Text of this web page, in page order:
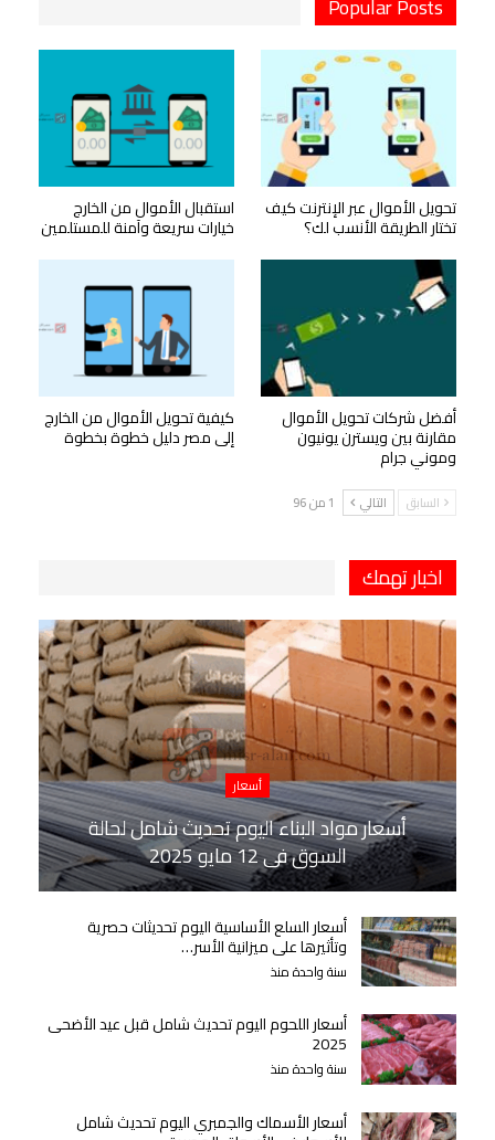
Popular Posts
تحويل الأموال عبر الإنترنت كيف
تختار الطريقة الأنسب لك؟
استقبال الأموال من الخارج
خيارات سريعة وآمنة للمستلمين
أفضل شركات تحويل الأموال
مقارنة بين ويسترن يونيون
وموني جرام
كيفية تحويل الأموال من الخارج
إلى مصر دليل خطوة بخطوة
السابق التالي 1 من 96
اخبار تهمك
أسعار
أسعار مواد البناء اليوم تحديث شامل لحالة
السوق في 12 مايو 2025
أسعار السلع الأساسية اليوم تحديثات حصرية
وتأثيرها على ميزانية الأسر…
سنة واحدة منذ
أسعار اللحوم اليوم تحديث شامل قبل عيد الأضحى
2025
سنة واحدة منذ
أسعار الأسماك والجمبري اليوم تحديث شامل